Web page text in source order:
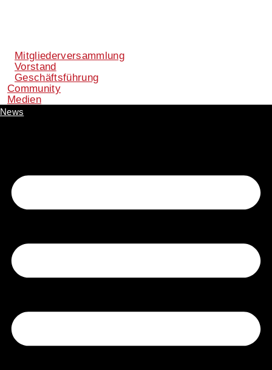
Mitgliederversammlung
Vorstand
Geschäftsführung
Community
Medien
News